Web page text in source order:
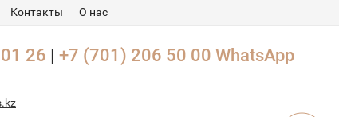
Контакты О нас
26 | +7 (701) 206 50 00 WhatsApp